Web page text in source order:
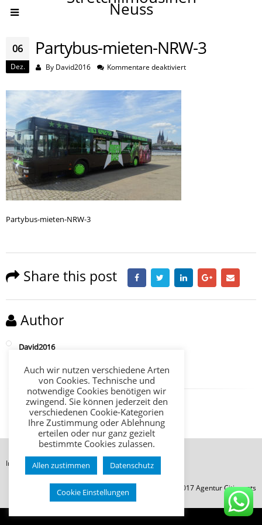
Neuss
06
Dez.
Partybus-mieten-NRW-3
By David2016 Kommentare deaktiviertfür
Partybus-mieten-NRW-3
Share this post
Author
David2016
Impressum Datenschutz AGB
© Copyright 2017 Agentur Citievents
Auch wir nutzen verschiedene Arten
von Cookies. Technische und
notwendige Cookies benötigen wir
zwingend. Sie können jederzeit den
verschiedenen Cookie-Kategorien
Ihre Zustimmung oder Ablehnung
erteilen oder nur ganz gezielt
bestimmte Cookies zulassen.
Allen zustimmen Datenschutz
Cookie Einstellungen